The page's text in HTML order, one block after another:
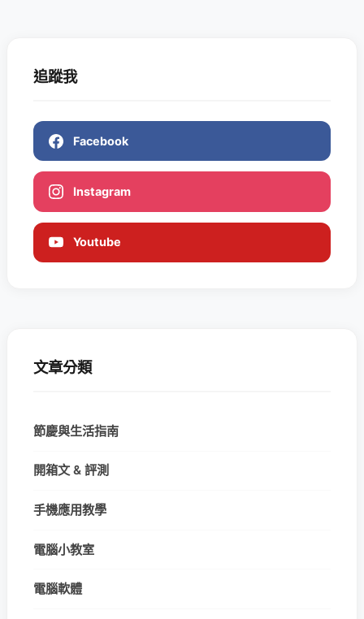
追蹤我
Facebook
Instagram
Youtube
文章分類
節慶與生活指南
開箱文 & 評測
手機應用教學
電腦小教室
電腦軟體